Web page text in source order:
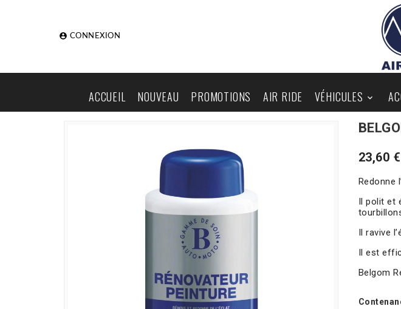
 CONNEXION
ACCUEIL NOUVEAU PROMOTIONS AIR RIDE 
VÉHICULES
PIÈCES
23,60
Redonne
Il polit et
Il ravive
Il est
Belgom